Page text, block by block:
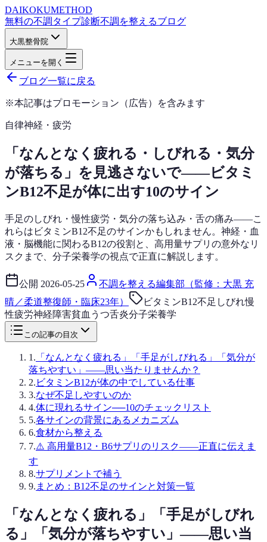
DAIKOKUMETHOD
無料の不調タイプ診断不調を整えるブログ
大黒整骨院
メニューを開く
ブログ一覧に戻る
※本記事はプロモーション（広告）を含みます
自律神経・疲労
「なんとなく疲れる・しびれる・気分
が落ちる」を見逃さないで——ビタミ
ンB12不足が体に出す10のサイン
手足のしびれ・慢性疲労・気分の落ち込み・舌の痛み——こ
れらはビタミンB12不足のサインかもしれません。神経・血
液・脳機能に関わるB12の役割と、高用量サプリの意外なリ
スクまで、分子栄養学の視点で正直に解説します。
公開 2026-05-25
不調を整える編集部（監修：大黒 充
晴／柔道整復師・臨床23年）
ビタミンB12不足 しびれ慢
性疲労神経障害貧血 うつ舌炎分子栄養学
この記事の目次
1 . 「なんとなく疲れる」「手足がしびれる」「気分が
落ちやすい」——思い当たりませんか？
2. ビタミンB12が体の中でしている仕事
3.なぜ不足しやすいのか
4.体に現れるサイン──10のチェックリスト
5.各サインの背景にあるメカニズム
6.食材から整える
7.⚠️ 高用量B12・B6サプリのリスク——正直に伝えま
す
8.サプリメントで補う
9. まとめ：B12不足のサインと対策一覧
「なんとなく疲れる」「手足がしびれ
る」「気分が落ちやすい」——思い当